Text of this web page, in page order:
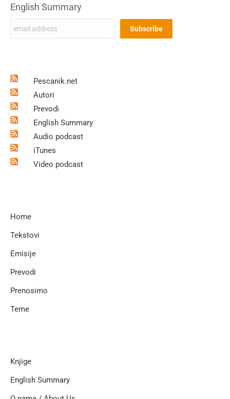
English Summary
Pescanik.net
Autori
Prevodi
English Summary
Audio podcast
iTunes
Video podcast
Home
Tekstovi
Emisije
Prevodi
Prenosimo
Teme
Knjige
English Summary